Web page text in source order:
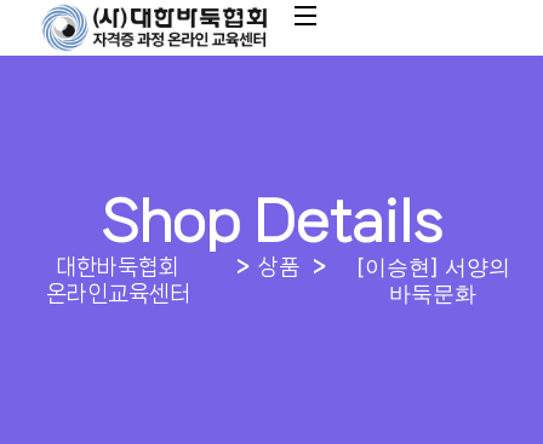
Shop Details
대한바둑협회
온라인교육센터
상품
[이승현] 서양의
바둑문화